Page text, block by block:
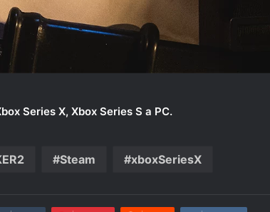
Series X, Xbox Series S a PC.
Steam xboxSeriesX